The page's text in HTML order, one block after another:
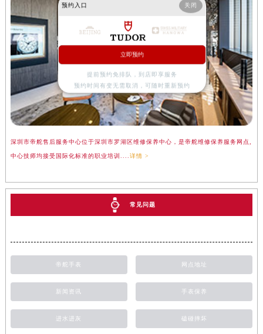
深圳市帝舵售后服务中心位于深圳市罗湖区维修保养中心，是帝舵维修保养服务网点,
中心技师均接受国际化标准的职业培训.... 详情 >
常见问题
帝舵手表 网点地址
新闻资讯 手表保养
进水进灰 磕碰摔坏
预约入口 关闭
立即预约
提前预约免排队，到店即享服务
预约时间有变无需取消，可随时重新预约